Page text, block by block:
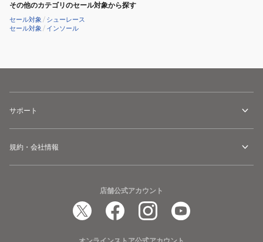
その他のカテゴリのセール対象から探す
セール対象 / シューレース
セール対象 / インソール
サポート
規約・会社情報
店舗公式アカウント